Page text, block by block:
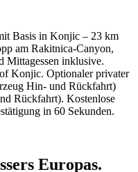
Basis in Konjic – 23 km
am Rakitnica-Canyon,
Mittagessen inklusive.
Konjic. Optionaler privater
Hin- und Rückfahrt)
Rückfahrt). Kostenlose
in 60 Sekunden.
Europas.